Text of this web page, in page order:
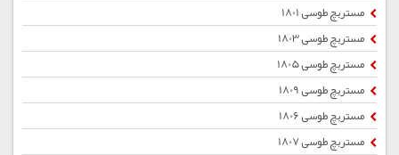
مستربچ طوسی 1801
مستربچ طوسی 1803
مستربچ طوسی 1805
مستربچ طوسی 1809
مستربچ طوسی 1806
مستربچ طوسی 1807